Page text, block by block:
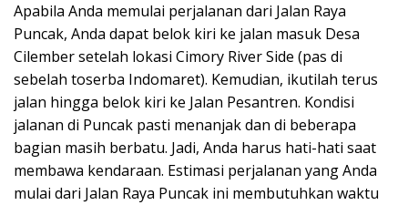
Apabila Anda memulai perjalanan dari Jalan Raya
Puncak, Anda dapat belok kiri ke jalan masuk Desa
Cilember setelah lokasi Cimory River Side (pas di
sebelah toserba Indomaret). Kemudian, ikutilah terus
jalan hingga belok kiri ke Jalan Pesantren. Kondisi
jalanan di Puncak pasti menanjak dan di beberapa
bagian masih berbatu. Jadi, Anda harus hati-hati saat
membawa kendaraan. Estimasi perjalanan yang Anda
mulai dari Jalan Raya Puncak ini membutuhkan waktu